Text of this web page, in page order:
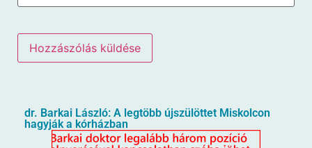
dr. Barkai László: A legtöbb újszülöttet Miskolcon
hagyják a kórházban